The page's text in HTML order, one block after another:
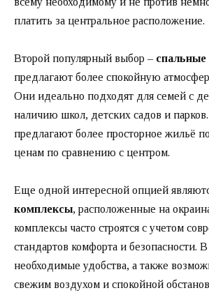
платить за центральное расположение.
Второй популярный выбор –
предлагают более спокойную
Они идеально подходят для семей с
наличию школ, детских садов и
предлагают более просторное жильё
ценам по сравнению с центром.
Еще одной интересной опцией
комплексы, расположенные на
комплексы часто строятся с учетом
стандартов комфорта и безопасности.
необходимые удобства, а также
свежим воздухом и спокойной